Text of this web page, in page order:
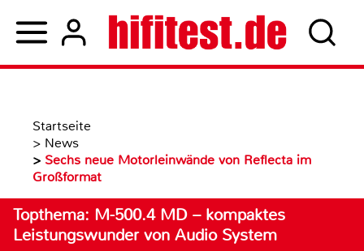
Startseite
> News
> Sechs neue Motorleinwände von Reflecta im
Großformat
Topthema: M-500.4 MD – kompaktes
Leistungswunder von Audio System